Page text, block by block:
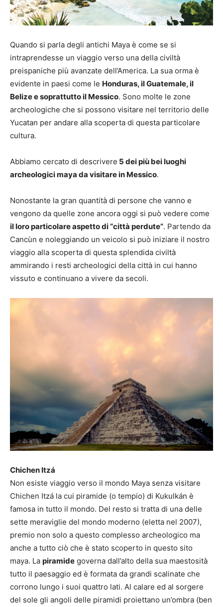
Quando si parla degli antichi Maya è come se si
intraprendesse un viaggio verso una della civiltà
preispaniche più avanzate dell’America. La sua orma è
evidente in paesi come le Honduras, il Guatemale, il
Belize e soprattutto il Messico. Sono molte le zone
archeologiche che si possono visitare nel territorio delle
Yucatan per andare alla scoperta di questa particolare
cultura.
Abbiamo cercato di descrivere 5 dei più bei luoghi
archeologici maya da visitare in Messico.
Nonostante la gran quantità di persone che vanno e
vengono da quelle zone ancora oggi si può vedere come
il loro particolare aspetto di “città perdute”. Partendo da
Cancùn e noleggiando un veicolo si può iniziare il nostro
viaggio alla scoperta di questa splendida civiltà
ammirando i resti archeologici della città in cui hanno
vissuto e continuano a vivere da secoli.
Chichen Itzá
Non esiste viaggio verso il mondo Maya senza visitare
Chichen Itzá la cui piramide (o tempio) di Kukulkán è
famosa in tutto il mondo. Del resto si tratta di una delle
sette meraviglie del mondo moderno (eletta nel 2007),
premio non solo a questo complesso archeologico ma
anche a tutto ciò che è stato scoperto in questo sito
maya. La piramide governa dall’alto della sua maestosità
tutto il paesaggio ed è formata da grandi scalinate che
corrono lungo i suoi quattro lati. Al calare ed al sorgere
del sole gli angoli delle piramidi proiettano un’ombra (ben